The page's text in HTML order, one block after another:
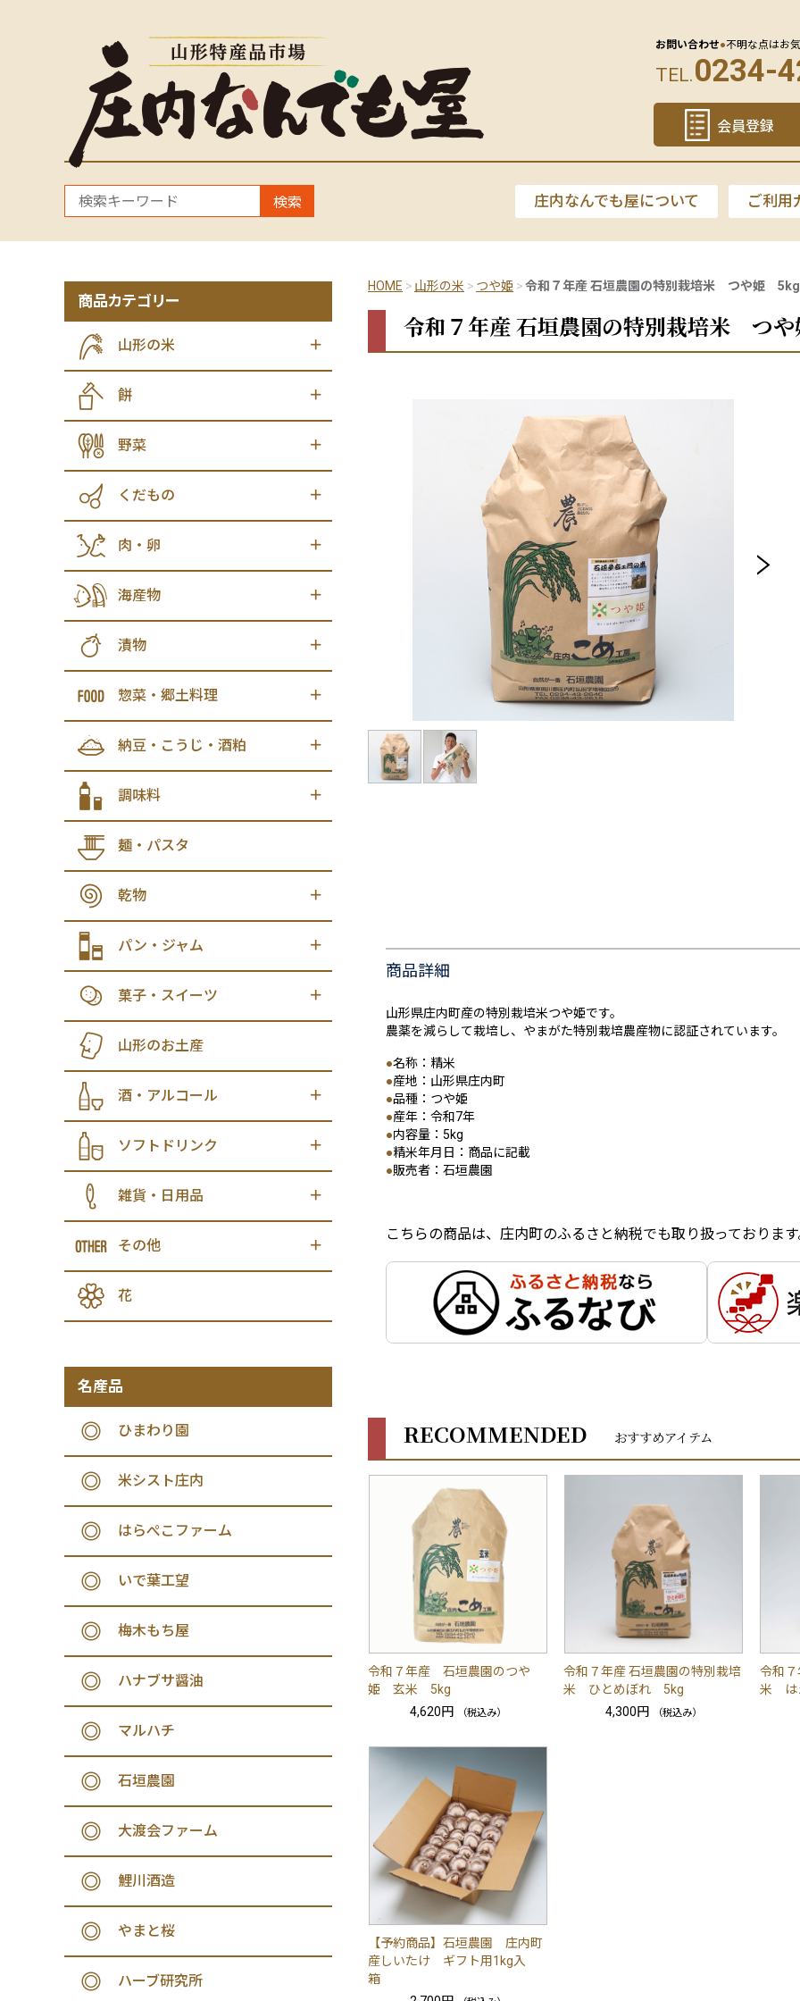
お問い合わせ●不明な点はお
TEL.0234-
会員登録
検索 庄内なんでも屋について ご利用
HOME 山形の米 つや姫 令和７年産 石垣農園の特別栽培米 つや姫 5kg
令和７年産 石垣農園の特別栽培米 つ
商品詳細
山形県庄内町産の特別栽培米つや姫です。
農薬を減らして栽培し、やまがた特別栽培農産物に認証されています。
●名称：精米
●産地：山形県庄内町
●品種：つや姫
●産年：令和7年
●内容量：5kg
●精米年月日：商品に記載
●販売者：石垣農園
こちらの商品は、庄内町のふるさと納税でも取り扱っておりま
RECOMMENDED おすすめアイテム
令和７年産 石垣農園のつや
姫 玄米 5kg
4,620円
（税込み）
令和７年産 石垣農園の特別栽培
米 ひとめぼれ 5kg
4,300円
（税込み）
令和７
米 は
【予約商品】石垣農園 庄内町
産しいたけ ギフト用1kg入
箱
商品カテゴリー
山形の米
餅
野菜
くだもの
肉・卵
海産物
漬物
惣菜・郷土料理
納豆・こうじ・酒粕
調味料
麺・パスタ
乾物
パン・ジャム
菓子・スイーツ
山形のお土産
酒・アルコール
ソフトドリンク
雑貨・日用品
その他
花
名産品
ひまわり園
米シスト庄内
はらぺこファーム
いで葉工望
梅木もち屋
ハナブサ醤油
マルハチ
石垣農園
大渡会ファーム
鯉川酒造
やまと桜
ハーブ研究所